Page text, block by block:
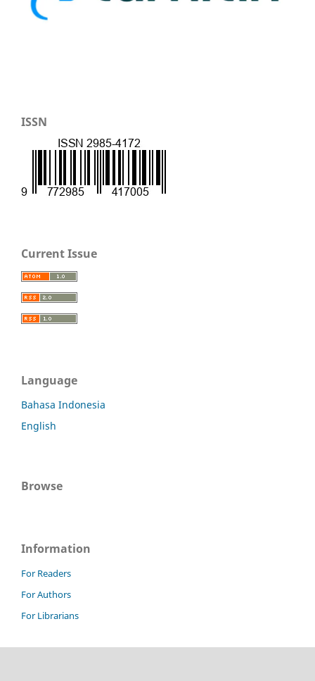
ISSN
Current Issue
Language
Bahasa Indonesia
English
Browse
Information
For Readers
For Authors
For Librarians